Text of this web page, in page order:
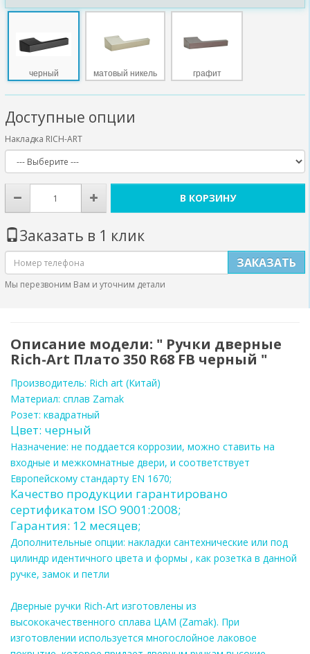
черный матовый никель графит
Доступные опции
Накладка RICH-ART
В КОРЗИНУ
Заказать в 1 клик
ЗАКАЗАТЬ
Мы перезвоним Вам и уточним детали
Описание модели: " Ручки дверные
Rich-Art Плато 350 R68 FB черный "
Производитель: Rich art (Китай)
Материал: сплав Zamak
Розет: квадратный
Цвет: черный
Назначение: не поддается коррозии, можно ставить на
входные и межкомнатные двери, и соответствует
Европейскому стандарту EN 1670;
Качество продукции гарантировано
сертификатом ISO 9001:2008;
Гарантия: 12 месяцев;
Дополнительные опции: накладки сантехнические или под
цилиндр идентичного цвета и формы , как розетка в данной
ручке, замок и петли
Дверные ручки Rich-Art изготовлены из
высококачественного сплава ЦАМ (Zamak). При
изготовлении используется многослойное лаковое